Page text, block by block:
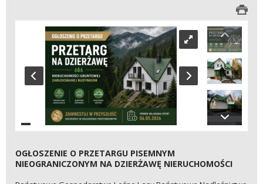
OGŁOSZENIE O PRZETARGU PISEMNYM
NIEOGRANICZONYM NA DZIERŻAWĘ NIERUCHOMOŚCI